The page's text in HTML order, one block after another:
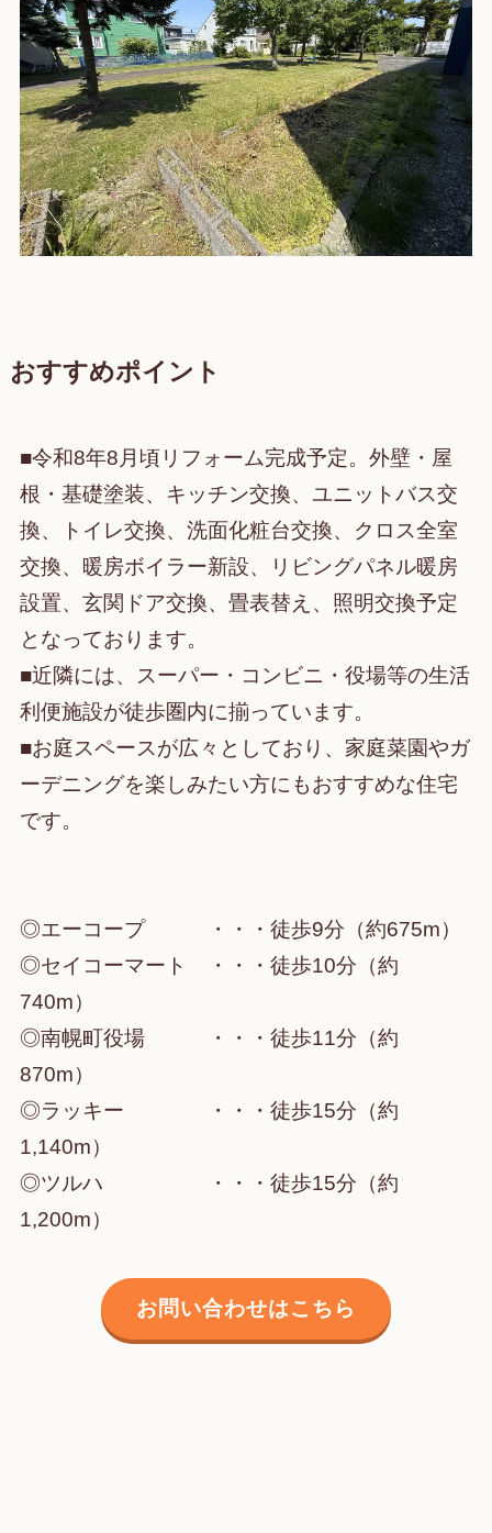
おすすめポイント
■令和8年8月頃リフォーム完成予定。外壁・屋
根・基礎塗装、キッチン交換、ユニットバス交
換、トイレ交換、洗面化粧台交換、クロス全室
交換、暖房ボイラー新設、リビングパネル暖房
設置、玄関ドア交換、畳表替え、照明交換予定
となっております。
■近隣には、スーパー・コンビニ・役場等の生活
利便施設が徒歩圏内に揃っています。
■お庭スペースが広々としており、家庭菜園やガ
ーデニングを楽しみたい方にもおすすめな住宅
です。
◎エーコープ ・・・徒歩9分（約675m）
◎セイコーマート ・・・徒歩10分（約
740m）
◎南幌町役場 ・・・徒歩11分（約
870m）
◎ラッキー ・・・徒歩15分（約
1,140m）
◎ツルハ ・・・徒歩15分（約
1,200m）
お問い合わせはこちら